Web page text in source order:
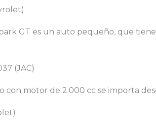
GT es un auto pequeño, que
(JAC)
con motor de 2.000 cc se importa